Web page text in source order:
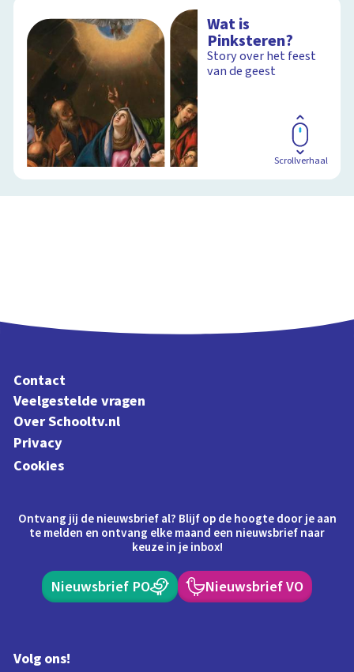
Wat is
Pinksteren?
Story over het feest
van de geest
Scrollverhaal
Contact
Veelgestelde vragen
Over Schooltv.nl
Privacy
Cookies
Ontvang jij de nieuwsbrief al? Blijf op de hoogte door je aan
te melden en ontvang elke maand een nieuwsbrief naar
keuze in je inbox!
Nieuwsbrief PO Nieuwsbrief VO
Volg ons!